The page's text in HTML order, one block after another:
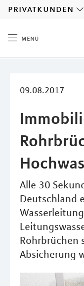
privatkunden
menü
09.08.2017
Alle 30
Deutschland
Rohrbrüchen
Absicherung